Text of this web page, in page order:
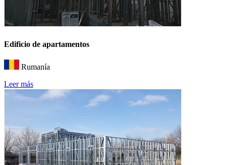
Edificio de apartamentos
Rumanía
Leer más